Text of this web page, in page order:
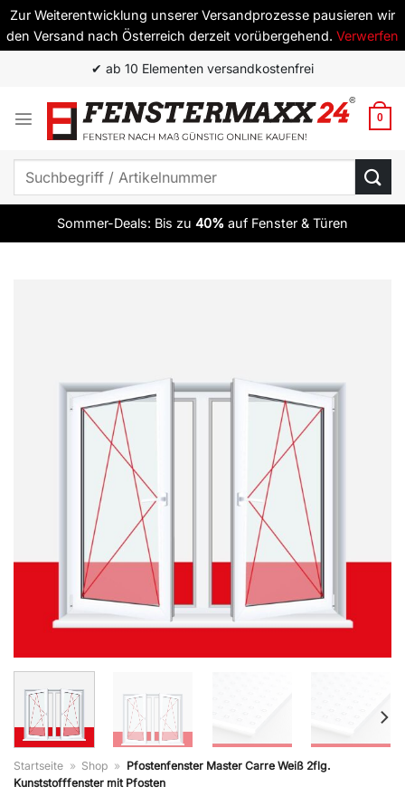
Zur Weiterentwicklung unserer Versandprozesse pausieren wir
den Versand nach Österreich derzeit vorübergehend. Verwerfen
springen
✔ ab 10 Elementen versandkostenfrei
0
Suchen
Sommer-Deals: Bis zu 40% auf Fenster & Türen
Startseite » Shop » Pfostenfenster Master Carre Weiß 2flg.
Kunststofffenster mit Pfosten